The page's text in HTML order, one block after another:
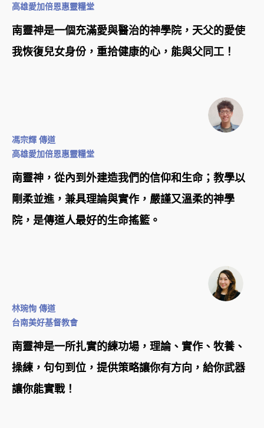
高雄愛加倍恩惠靈糧堂
南靈神是一個充滿愛與醫治的神學院，天父的愛使
我恢復兒女身份，重拾健康的心，能與父同工！
馮宗輝 傳道
高雄愛加倍恩惠靈糧堂
南靈神，從內到外建造我們的信仰和生命；教學以
剛柔並進，兼具理論與實作，嚴謹又溫柔的神學
院，是傳道人最好的生命搖籃。
林琬恂 傳道
台南美好基督教會
南靈神是一所扎實的練功場，理論、實作、牧養、
操練，句句到位，提供策略讓你有方向，給你武器
讓你能實戰！